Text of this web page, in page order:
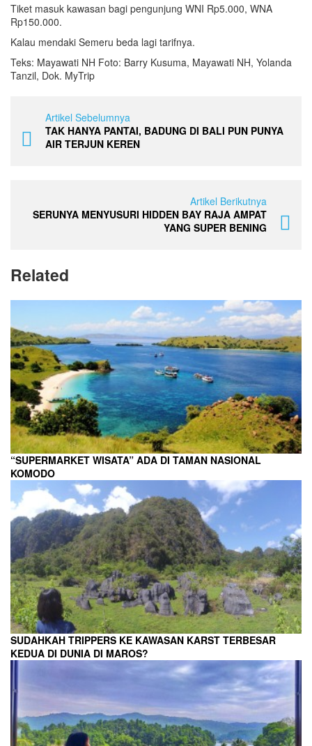
Tiket masuk kawasan bagi pengunjung WNI Rp5.000, WNA
Rp150.000.
Kalau mendaki Semeru beda lagi tarifnya.
Teks: Mayawati NH Foto: Barry Kusuma, Mayawati NH, Yolanda
Tanzil, Dok. MyTrip
Artikel Sebelumnya
TAK HANYA PANTAI, BADUNG DI BALI PUN PUNYA
AIR TERJUN KEREN
Artikel Berikutnya
SERUNYA MENYUSURI HIDDEN BAY RAJA AMPAT
YANG SUPER BENING
Related
“SUPERMARKET WISATA” ADA DI TAMAN NASIONAL
KOMODO
SUDAHKAH TRIPPERS KE KAWASAN KARST TERBESAR
KEDUA DI DUNIA DI MAROS?